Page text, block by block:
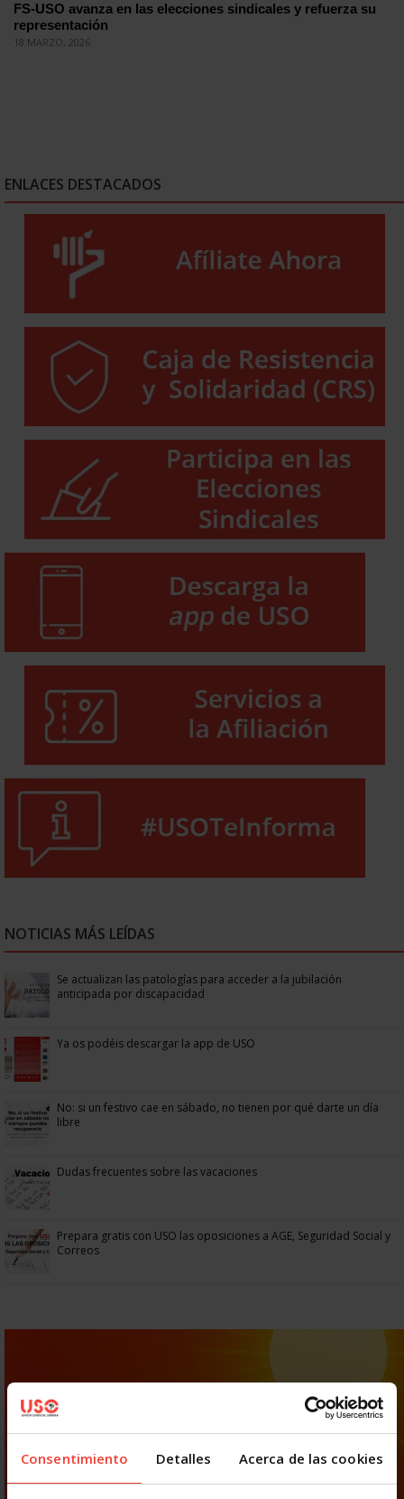
Consentimiento Detalles Acerca de las cookies
FS-USO avanza en las elecciones sindicales y refuerza su
representación
18 MARZO, 2026
ENLACES DESTACADOS
NOTICIAS MÁS LEÍDAS
Se actualizan las patologías para acceder a la jubilación
anticipada por discapacidad
Ya os podéis descargar la app de USO
No: si un festivo cae en sábado, no tienen por qué darte un día
libre
Dudas frecuentes sobre las vacaciones
Prepara gratis con USO las oposiciones a AGE, Seguridad Social y
Correos